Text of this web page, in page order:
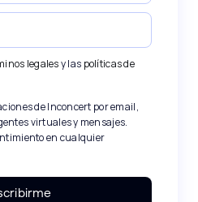
legalesy las políticas de
de Inconcert por email,
virtuales y mensajes.
en cualquier